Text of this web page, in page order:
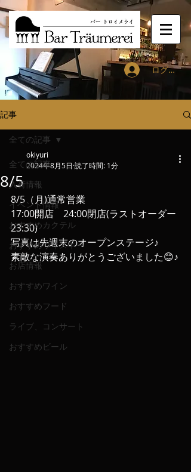
ログイン
記事
全ての記事
入荷情報
イベント情報
おすすめカクテル
おすすめウィスキー
お店情報
おすすめワイン
おすすめフード
ライブ、コンサート
おすすめビール
全ての記事
8/5
okiyuri
2024年8月5日 読了時間: 1分
8/5（月)通常営業
17:00開店　24:00閉店(ラストオーダー
23:30)
写真は先週末のオープンステージ♪
素敵な演奏ありがとうございました😊♪